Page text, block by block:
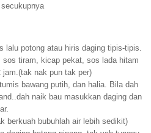
lalu potong atau hiris daging tipis-tipis.
sos tiram, kicap pekat, sos lada hitam
jam.(tak nak pun tak per)
bawang putih, dan halia. Bila dah
naik bau masukkan daging dan
berkuah bubuhlah air lebih sedikit)